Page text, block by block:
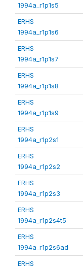
1994a_r1p1s5
ERHS
1994a_r1p1s6
ERHS
1994a_r1p1s7
ERHS
1994a_r1p1s8
ERHS
1994a_r1p1s9
ERHS
1994a_r1p2s1
ERHS
1994a_r1p2s2
ERHS
1994a_r1p2s3
ERHS
1994a_r1p2s4t5
ERHS
1994a_r1p2s6ad
ERHS